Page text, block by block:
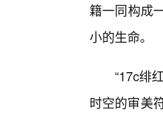
籍一同构成
小的生命。
“17c绯
时空的审美